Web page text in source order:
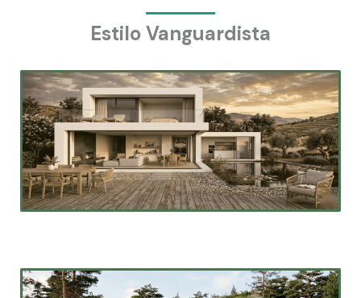
Estilo Vanguardista